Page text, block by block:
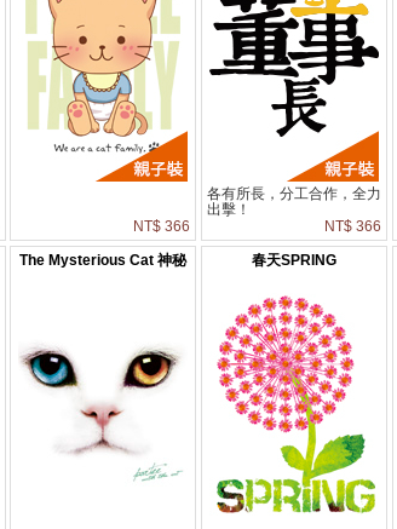
NT$ 366
各有所長，分工合作，全力
出擊！
NT$ 366
The Mysterious Cat 神秘
春天SPRING